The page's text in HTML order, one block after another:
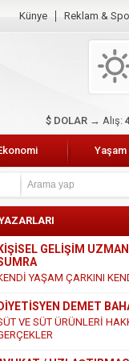
Künye Reklam &
$ DOLAR → Alış:
Yaşam
KİŞİSEL GELİŞİM
YAŞAM ÇARKINI
DİYETİSYEN DEMET
VE SÜT ÜRÜNLERİ